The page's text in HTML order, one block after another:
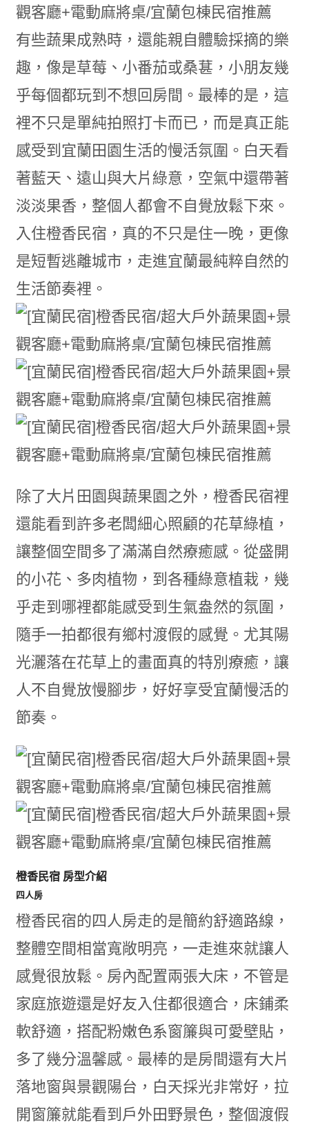
有些蔬果成熟時，還能親自體驗採摘的樂
趣，像是草莓、小番茄或桑葚，小朋友幾
乎每個都玩到不想回房間。最棒的是，這
裡不只是單純拍照打卡而已，而是真正能
感受到宜蘭田園生活的慢活氛圍。白天看
著藍天、遠山與大片綠意，空氣中還帶著
淡淡果香，整個人都會不自覺放鬆下來。
入住橙香民宿，真的不只是住一晚，更像
是短暫逃離城市，走進宜蘭最純粹自然的
生活節奏裡。
除了大片田園與蔬果園之外，橙香民宿裡
還能看到許多老闆細心照顧的花草綠植，
讓整個空間多了滿滿自然療癒感。從盛開
的小花、多肉植物，到各種綠意植栽，幾
乎走到哪裡都能感受到生氣盎然的氛圍，
隨手一拍都很有鄉村渡假的感覺。尤其陽
光灑落在花草上的畫面真的特別療癒，讓
人不自覺放慢腳步，好好享受宜蘭慢活的
節奏。
橙香民宿 房型介紹
四人房
橙香民宿的四人房走的是簡約舒適路線，
整體空間相當寬敞明亮，一走進來就讓人
感覺很放鬆。房內配置兩張大床，不管是
家庭旅遊還是好友入住都很適合，床鋪柔
軟舒適，搭配粉嫩色系窗簾與可愛壁貼，
多了幾分溫馨感。最棒的是房間還有大片
落地窗與景觀陽台，白天採光非常好，拉
開窗簾就能看到戶外田野景色，整個渡假